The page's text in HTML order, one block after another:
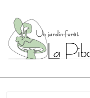
passer
contenu
principal